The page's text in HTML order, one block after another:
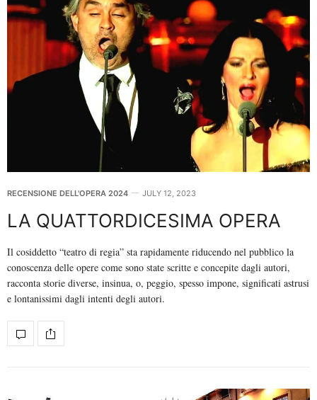
RECENSIONE DELL'OPERA 2024 JULY 12, 2023
LA QUATTORDICESIMA OPERA
Il cosiddetto “teatro di regia” sta rapidamente riducendo nel pubblico la
conoscenza delle opere come sono state scritte e concepite dagli autori,
racconta storie diverse, insinua, o, peggio, spesso impone, significati astrusi
e lontanissimi dagli intenti degli autori.